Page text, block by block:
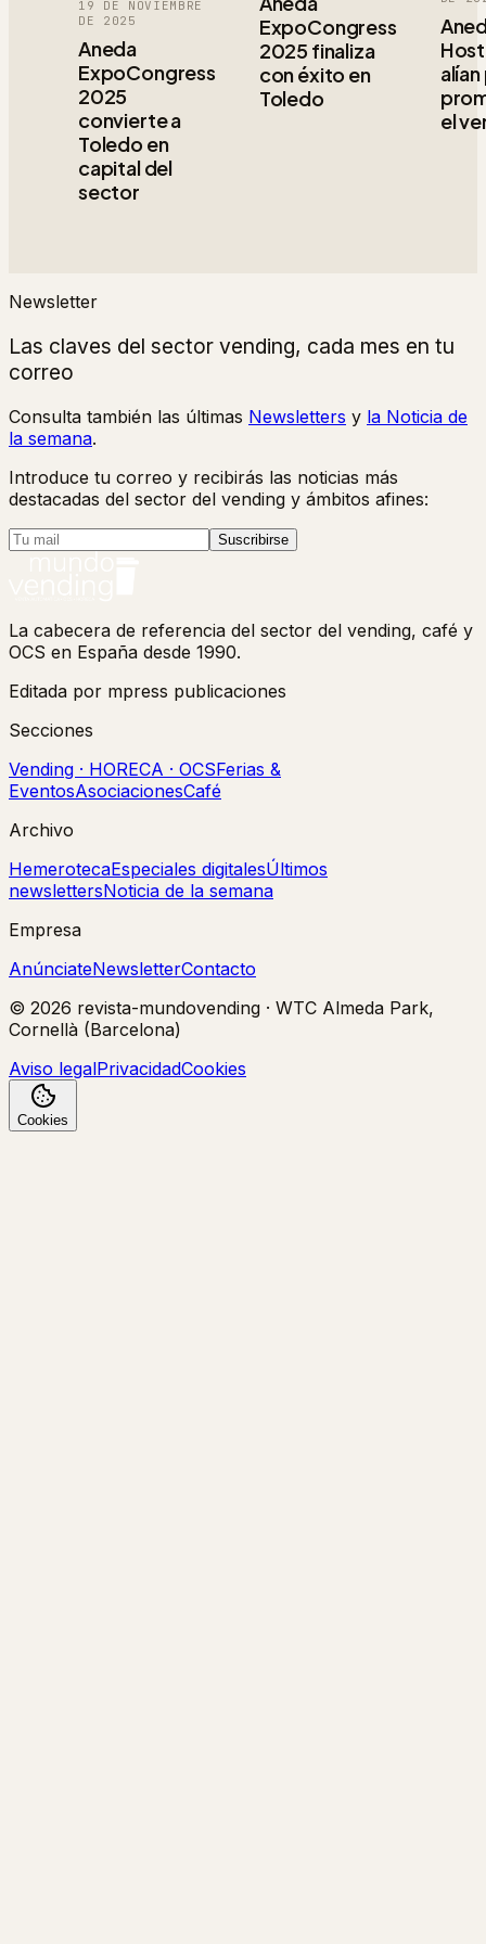
19 DE NOVIEMBRE
DE 2025
Aneda
ExpoCongress
2025
convierte a
Toledo en
capital del
sector
ExpoCongress
2025 finaliza
con éxito en
Toledo
el
Newsletter
Las claves del sector vending, cada mes en tu
correo
Consulta también las últimas Newsletters y la Noticia de
la semana.
Introduce tu correo y recibirás las noticias más
destacadas del sector del vending y ámbitos afines:
Suscribirse
La cabecera de referencia del sector del vending, café y
OCS en España desde 1990.
Editada por mpress publicaciones
Secciones
Vending · HORECA · OCSFerias &
EventosAsociacionesCafé
Archivo
HemerotecaEspeciales digitalesÚltimos
newslettersNoticia de la semana
Empresa
AnúnciateNewsletterContacto
© 2026 revista-mundovending · WTC Almeda Park,
Cornellà (Barcelona)
Aviso legalPrivacidadCookies
Cookies